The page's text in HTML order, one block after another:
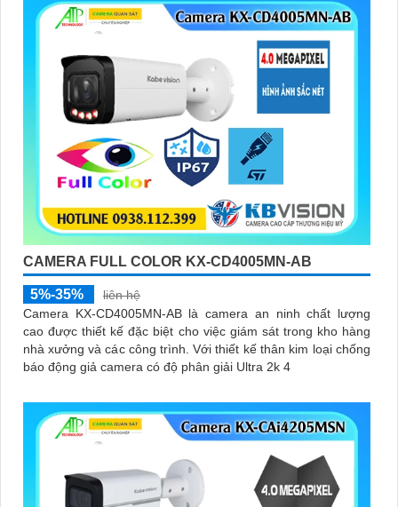
CAMERA FULL COLOR KX-CD4005MN-AB
5%-35%
liên hệ
Camera KX-CD4005MN-AB là camera an ninh chất lượng
cao được thiết kế đặc biệt cho việc giám sát trong kho hàng
nhà xưởng và các công trình. Với thiết kế thân kim loại chống
báo động giả camera có độ phân giải Ultra 2k 4